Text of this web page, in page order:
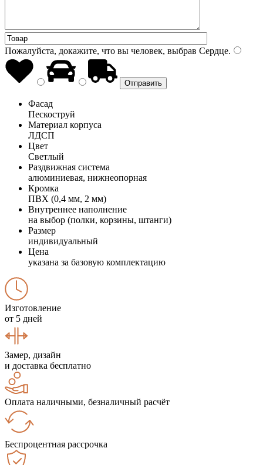
Пожалуйста, докажите, что вы человек, выбрав Сердце.
Фасад
Пескоструй
Материал корпуса
ЛДСП
Цвет
Светлый
Раздвижная система
алюминиевая, нижнеопорная
Кромка
ПВХ (0,4 мм, 2 мм)
Внутреннее наполнение
на выбор (полки, корзины, штанги)
Размер
индивидуальный
Цена
указана за базовую комплектацию
Изготовление
от 5 дней
Замер, дизайн
и доставка бесплатно
Оплата наличными, безналичный расчёт
Беспроцентная рассрочка